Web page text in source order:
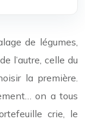
de légumes,
l’autre, celle du
la première.
on a tous
crie, le